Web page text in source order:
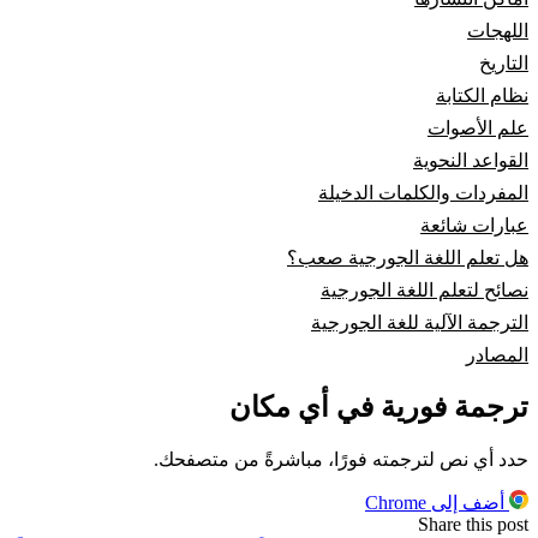
اللهجات
التاريخ
نظام الكتابة
علم الأصوات
القواعد النحوية
المفردات والكلمات الدخيلة
عبارات شائعة
هل تعلم اللغة الجورجية صعب؟
نصائح لتعلم اللغة الجورجية
الترجمة الآلية للغة الجورجية
المصادر
ترجمة فورية في أي مكان
حدد أي نص لترجمته فورًا، مباشرةً من متصفحك.
أضف إلى Chrome
Share this post